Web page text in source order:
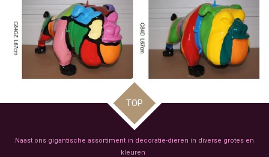
TOP
Naast ons gigantische assortiment in decoratie-dieren in diverse grotes en
kleuren